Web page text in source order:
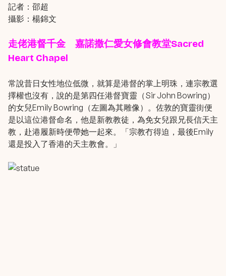
記者：邵超
攝影：楊錦文
走佬港督千金 嘉諾撒仁愛女修會教堂Sacred
Heart Chapel
常說昔日女性地位低微，就算是港督的掌上明珠，連宗教選
擇權也沒有，說的是第四任港督寶靈（Sir John Bowring）
的女兒Emily Bowring（左圖為其雕像）。佐敦的寶靈街便
是以這位港督命名，他是新教教徒，為免女兒跟兄長信天主
教，赴港履新時便帶她一起來。「宗教冇得迫，最後Emily
還是投入了香港的天主教會。」